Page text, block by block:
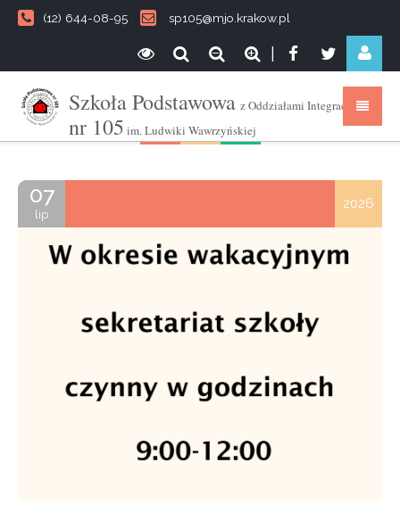
(12) 644-08-95 sp105@mjo.krakow.pl
Szkoła Podstawowa z Oddziałami Integracyjnymi
nr 105 im. Ludwiki Wawrzyńskiej
07
lip
2026